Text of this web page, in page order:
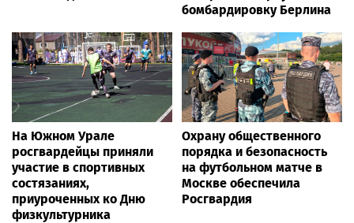
бомбардировку Берлина
На Южном Урале
росгвардейцы приняли
участие в спортивных
состязаниях,
приуроченных ко Дню
физкультурника
Охрану общественного
порядка и безопасность
на футбольном матче в
Москве обеспечила
Росгвардия